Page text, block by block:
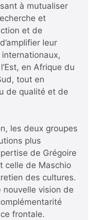
à mutualiser
et
et de
leur
en Afrique du
tout en
de qualité et de
les deux groupes
plus
de Grégoire
celle de Maschio
des cultures.
vision de
frontale.